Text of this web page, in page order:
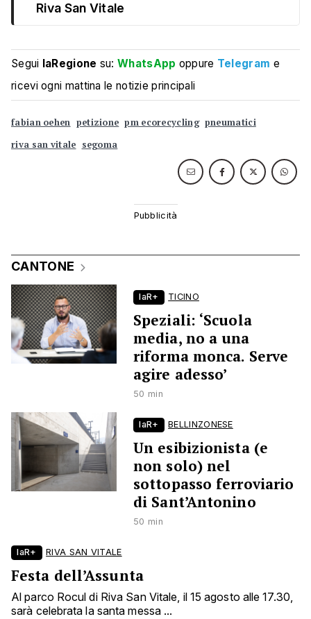
Riva San Vitale
Segui laRegione su:WhatsApp oppure Telegram e
ricevi ogni mattina le notizie principali
fabian oehen petizione pm ecorecycling pneumatici
riva san vitale segoma
CANTONE
laR+ TICINO
Speziali: ‘Scuola
media, no a una
riforma monca. Serve
agire adesso’
50 min
laR+ BELLINZONESE
Un esibizionista (e
non solo) nel
sottopasso ferroviario
di Sant’Antonino
50 min
laR+ RIVA SAN VITALE
Festa dell’Assunta
Al parco Rocul di Riva San Vitale, il 15 agosto alle 17.30,
sarà celebrata la santa messa ...